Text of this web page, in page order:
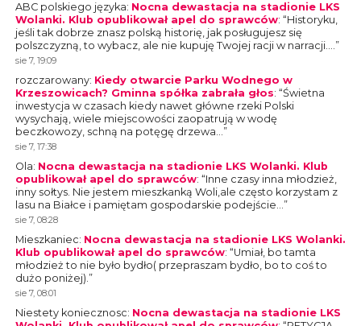
ABC polskiego języka: Nocna dewastacja na stadionie LKS
Wolanki. Klub opublikował apel do sprawców: “Historyku,
jeśli tak dobrze znasz polską historię, jak posługujesz się
polszczyzną, to wybacz, ale nie kupuję Twojej racji w narracji.…”
sie 7, 19:09
rozczarowany: Kiedy otwarcie Parku Wodnego w
Krzeszowicach? Gminna spółka zabrała głos: “Świetna
inwestycja w czasach kiedy nawet główne rzeki Polski
wysychają, wiele miejscowości zaopatrują w wodę
beczkowozy, schną na potęgę drzewa…”
sie 7, 17:38
Ola: Nocna dewastacja na stadionie LKS Wolanki. Klub
opublikował apel do sprawców: “Inne czasy inna młodzież,
inny sołtys. Nie jestem mieszkanką Woli,ale często korzystam z
lasu na Białce i pamiętam gospodarskie podejście…”
sie 7, 08:28
Mieszkaniec: Nocna dewastacja na stadionie LKS Wolanki.
Klub opublikował apel do sprawców: “Umiał, bo tamta
młodzież to nie było bydło( przepraszam bydło, bo to coś to
dużo poniżej).”
sie 7, 08:01
Niestety koniecznosc: Nocna dewastacja na stadionie LKS